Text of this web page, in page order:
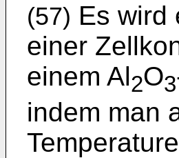
(57) Es wird
einer
einem Al2O3
indem man